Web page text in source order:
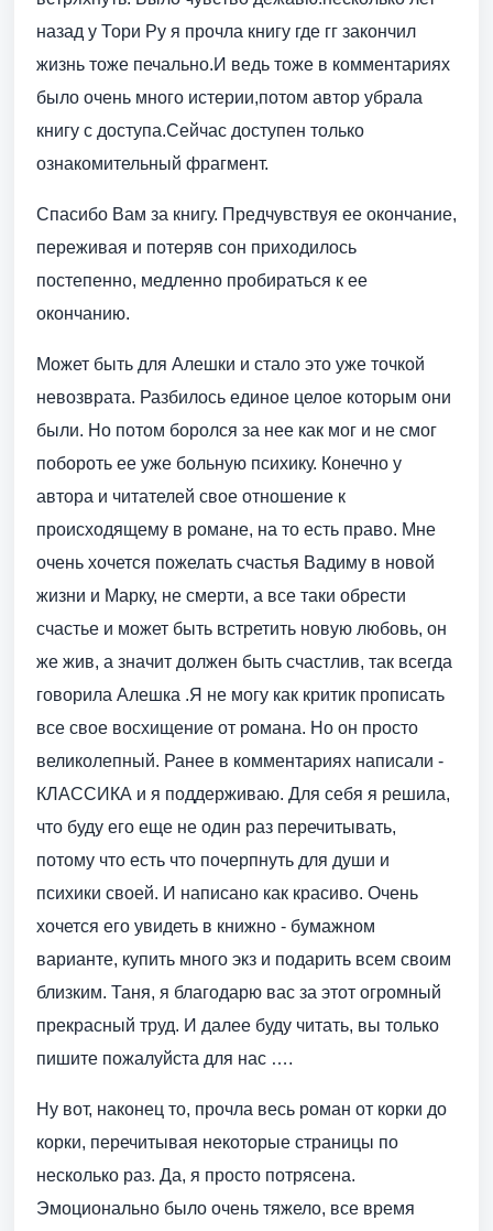
назад у Тори Ру я прочла книгу где гг закончил
жизнь тоже печально.И ведь тоже в комментариях
было очень много истерии,потом автор убрала
книгу с доступа.Сейчас доступен только
ознакомительный фрагмент.
Спасибо Вам за книгу. Предчувствуя ее окончание,
переживая и потеряв сон приходилось
постепенно, медленно пробираться к ее
окончанию.
Может быть для Алешки и стало это уже точкой
невозврата. Разбилось единое целое которым они
были. Но потом боролся за нее как мог и не смог
побороть ее уже больную психику. Конечно у
автора и читателей свое отношение к
происходящему в романе, на то есть право. Мне
очень хочется пожелать счастья Вадиму в новой
жизни и Марку, не смерти, а все таки обрести
счастье и может быть встретить новую любовь, он
же жив, а значит должен быть счастлив, так всегда
говорила Алешка .Я не могу как критик прописать
все свое восхищение от романа. Но он просто
великолепный. Ранее в комментариях написали -
КЛАССИКА и я поддерживаю. Для себя я решила,
что буду его еще не один раз перечитывать,
потому что есть что почерпнуть для души и
психики своей. И написано как красиво. Очень
хочется его увидеть в книжно - бумажном
варианте, купить много экз и подарить всем своим
близким. Таня, я благодарю вас за этот огромный
прекрасный труд. И далее буду читать, вы только
пишите пожалуйста для нас ….
Ну вот, наконец то, прочла весь роман от корки до
корки, перечитывая некоторые страницы по
несколько раз. Да, я просто потрясена.
Эмоционально было очень тяжело, все время